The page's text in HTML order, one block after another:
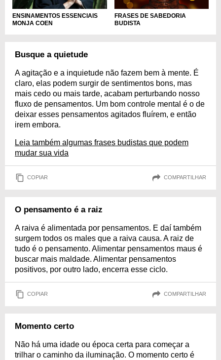
ENSINAMENTOS ESSENCIAIS
MONJA COEN
FRASES DE SABEDORIA
BUDISTA
Busque a quietude
A agitação e a inquietude não fazem bem à mente. É
claro, elas podem surgir de sentimentos bons, mas
mais cedo ou mais tarde, acabam perturbando nosso
fluxo de pensamentos. Um bom controle mental é o de
deixar esses pensamentos agitados fluírem, e então
irem embora.
Leia também algumas frases budistas que podem
mudar sua vida
COPIAR COMPARTILHAR
O pensamento é a raiz
A raiva é alimentada por pensamentos. E daí também
surgem todos os males que a raiva causa. A raiz de
tudo é o pensamento. Alimentar pensamentos maus é
buscar mais maldade. Alimentar pensamentos
positivos, por outro lado, encerra esse ciclo.
COPIAR COMPARTILHAR
Momento certo
Não há uma idade ou época certa para começar a
trilhar o caminho da iluminação. O momento certo é